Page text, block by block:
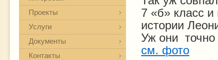
Проекты
Услуги
Документы
Контакты
7 «б» класс и
истории
Уж они точно
см. фото